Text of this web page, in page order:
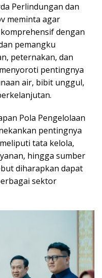
Perlindungan dan
meminta agar
dengan
pemangku
peternakan, dan
pentingnya
air, bibit unggul,
Pola Pengelolaan
pentingnya
tata kelola,
hingga sumber
diharapkan dapat
sektor